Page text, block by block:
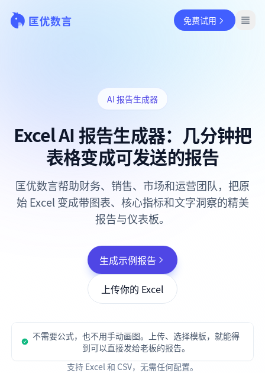
免费试用
AI 报告生成器
Excel AI 报告生成器：几分钟把
表格变成可发送的报告
匡优数言帮助财务、销售、市场和运营团队，把原
始 Excel 变成带图表、核心指标和文字洞察的精美
报告与仪表板。
生成示例报告
上传你的 Excel
不需要公式，也不用手动画图。上传、选择模板，就能得
到可以直接发给老板的报告。
支持 Excel 和 CSV，无需任何配置。